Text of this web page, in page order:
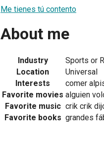
Me tienes tú contento
About me
Industry
Sports or
Location
Universal
Interests
comer
Favorite movies alguien
Favorite music crik crik
Favorite books grandes